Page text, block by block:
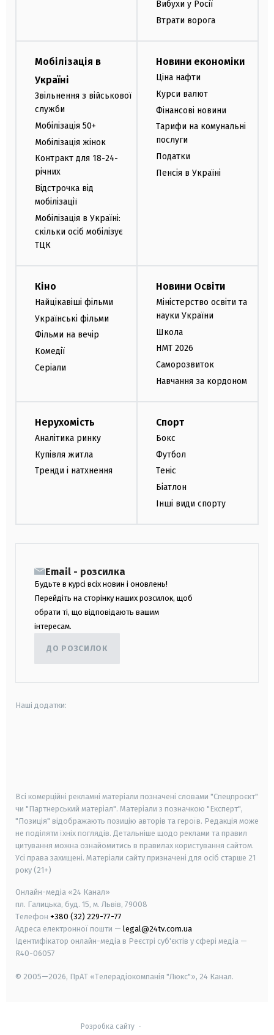
Вибухи у Росії
Втрати ворога
Мобілізація в
Україні
Звільнення з військової
служби
Мобілізація 50+
Мобілізація жінок
Контракт для 18-24-
річних
Відстрочка від
мобілізації
Мобілізація в Україні:
скільки осіб мобілізує
ТЦК
Новини економіки
Ціна нафти
Курси валют
Фінансові новини
Тарифи на комунальні
послуги
Податки
Пенсія в Україні
Кіно
Найцікавіші фільми
Українські фільми
Фільми на вечір
Комедії
Серіали
Новини Освіти
Міністерство освіти та
науки України
Школа
НМТ 2026
Саморозвиток
Навчання за кордоном
Нерухомість
Аналітика ринку
Купівля житла
Тренди і натхнення
Спорт
Бокс
Футбол
Теніс
Біатлон
Інші види спорту
Email - розсилка
Будьте в курсі всіх новин і оновлень!
Перейдіть на сторінку наших розсилок, щоб
обрати ті, що відповідають вашим
інтересам.
ДО РОЗСИЛОК
Наші додатки:
Всі комерційні рекламні матеріали позначені словами "Спецпроєкт"
чи "Партнерський матеріал". Матеріали з позначкою "Експерт",
"Позиція" відображають позицію авторів та героїв. Редакція може
не поділяти їхніх поглядів. Детальніше щодо реклами та правил
цитування можна ознайомитись в правилах користування сайтом.
Усі права захищені. Матеріали сайту призначені для осіб старше 21
року (21+)
Онлайн-медіа «24 Канал»
пл. Галицька, буд. 15, м. Львів, 79008
Телефон +380 (32) 229-77-77
Адреса електронної пошти — legal@24tv.com.ua
Ідентифікатор онлайн-медіа в Реєстрі суб'єктів у сфері медіа —
R40-06057
© 2005—2026, ПрАТ «Телерадіокомпанія "Люкс"», 24 Канал.
Розробка сайту-